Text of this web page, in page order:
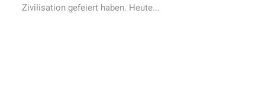
Zivilisation gefeiert haben. Heute...